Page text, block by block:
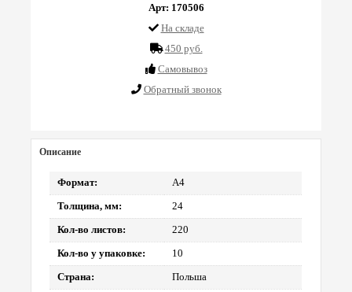
Арт: 170506
На складе
450 руб.
Cамовывоз
Обратный звонок
Описание
Формат: А4
Толщина, мм: 24
Кол-во листов: 220
Кол-во у упаковке: 10
Страна: Польша